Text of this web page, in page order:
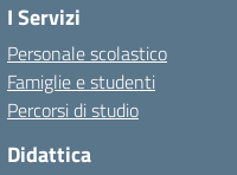
I Servizi
Personale scolastico
Famiglie e studenti
Percorsi di studio
Didattica